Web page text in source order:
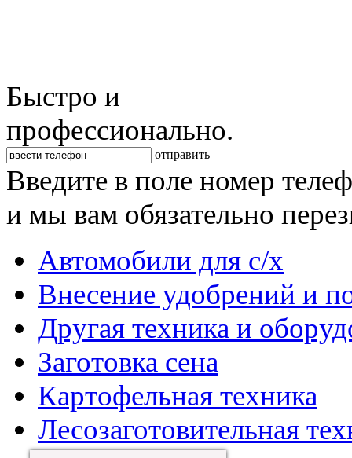
Быстро и
профессионально.
отправить
Введите в поле номер
и мы вам обязательно
Автомобили для с/х
Внесение удобрений и
Другая техника и
Заготовка сена
Картофельная техника
Лесозаготовительная